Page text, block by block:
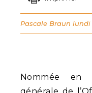
Nommée en
Pascale Braun lundi